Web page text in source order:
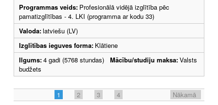
Programmas veids: Profesionālā vidējā izglītība pēc
pamatizglītības - 4. LKI (programma ar kodu 33)
Valoda:latviešu (LV)
Izglītības ieguves forma: Klātiene
Ilgums:4 gadi (5768 stundas) Mācību/studiju maksa:Valsts
budžets
1 2 3 4
Nākamā